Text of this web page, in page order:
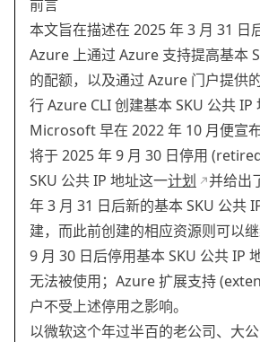
前言
本文旨在描述在 2025 年 3 月 31
Azure 上通过 Azure 支持提高基本
的配额，以及通过 Azure 门户提供
行 Azure CLI 创建基本 SKU 公共 IP
Microsoft 早在 2022 年 10 月便宣
将于 2025 年 9 月 30 日停用
SKU 公共 IP 地址这一计划
并给出
年 3 月 31 日后新的基本 SKU 公共
建，而此前创建的相应资源则可以
9 月 30 日后停用基本 SKU 公共 IP
无法被使用；Azure 扩展支持
户不受上述停用之影响。
以微软这个年过半百的老公司、大公